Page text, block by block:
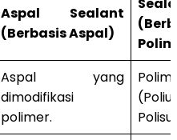
Aspal Sealant
(Berbasis Aspal)
Aspal yang
dimodifikasi
polimer.